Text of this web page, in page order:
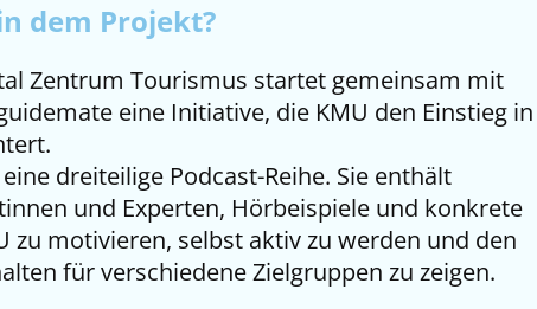
dem Projekt?
Zentrum Tourismus startet gemeinsam mit
eine Initiative, die KMU den Einstieg in
dreiteilige Podcast-Reihe. Sie enthält
und Experten, Hörbeispiele und konkrete
zu motivieren, selbst aktiv zu werden und den
für verschiedene Zielgruppen zu zeigen.